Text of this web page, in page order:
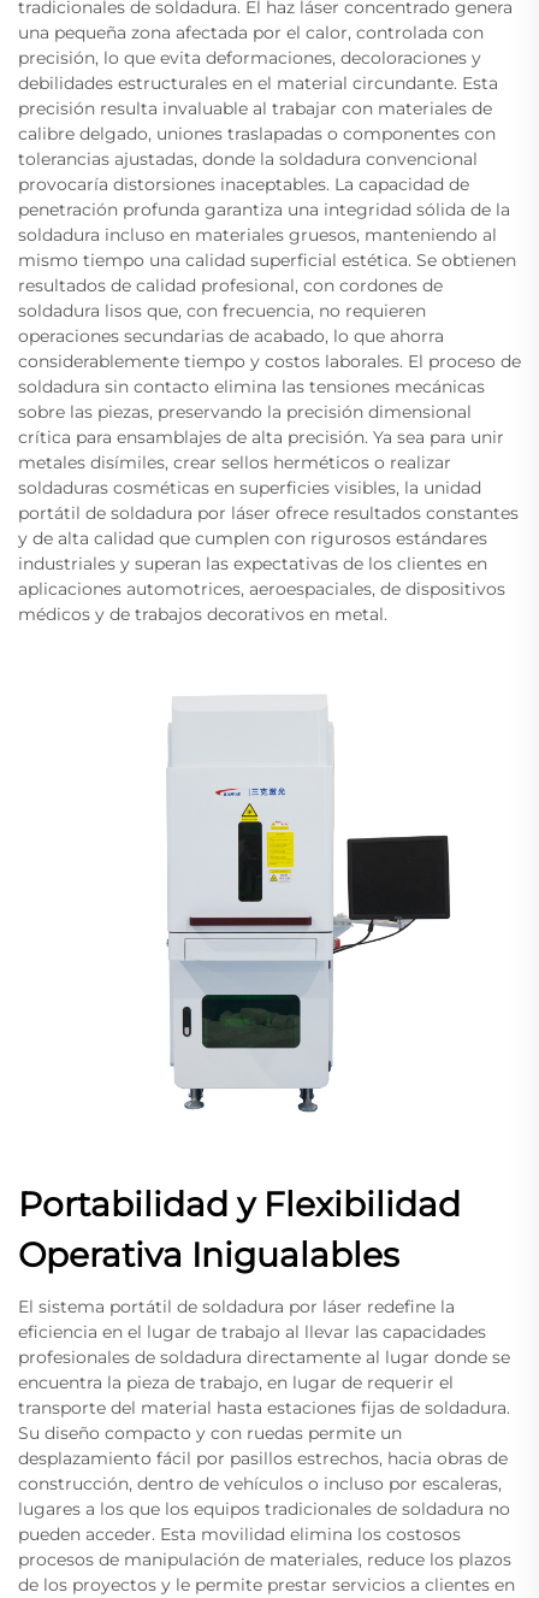
tradicionales de soldadura. El haz láser concentrado genera
una pequeña zona afectada por el calor, controlada con
precisión, lo que evita deformaciones, decoloraciones y
debilidades estructurales en el material circundante. Esta
precisión resulta invaluable al trabajar con materiales de
calibre delgado, uniones traslapadas o componentes con
tolerancias ajustadas, donde la soldadura convencional
provocaría distorsiones inaceptables. La capacidad de
penetración profunda garantiza una integridad sólida de la
soldadura incluso en materiales gruesos, manteniendo al
mismo tiempo una calidad superficial estética. Se obtienen
resultados de calidad profesional, con cordones de
soldadura lisos que, con frecuencia, no requieren
operaciones secundarias de acabado, lo que ahorra
considerablemente tiempo y costos laborales. El proceso de
soldadura sin contacto elimina las tensiones mecánicas
sobre las piezas, preservando la precisión dimensional
crítica para ensamblajes de alta precisión. Ya sea para unir
metales disímiles, crear sellos herméticos o realizar
soldaduras cosméticas en superficies visibles, la unidad
portátil de soldadura por láser ofrece resultados constantes
y de alta calidad que cumplen con rigurosos estándares
industriales y superan las expectativas de los clientes en
aplicaciones automotrices, aeroespaciales, de dispositivos
médicos y de trabajos decorativos en metal.
Portabilidad y Flexibilidad
Operativa Inigualables
El sistema portátil de soldadura por láser redefine la
eficiencia en el lugar de trabajo al llevar las capacidades
profesionales de soldadura directamente al lugar donde se
encuentra la pieza de trabajo, en lugar de requerir el
transporte del material hasta estaciones fijas de soldadura.
Su diseño compacto y con ruedas permite un
desplazamiento fácil por pasillos estrechos, hacia obras de
construcción, dentro de vehículos o incluso por escaleras,
lugares a los que los equipos tradicionales de soldadura no
pueden acceder. Esta movilidad elimina los costosos
procesos de manipulación de materiales, reduce los plazos
de los proyectos y le permite prestar servicios a clientes en